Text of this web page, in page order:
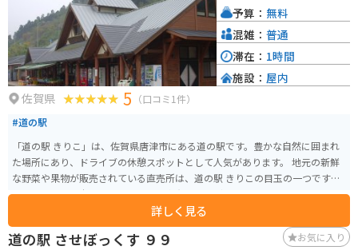
佐賀県 5 （口コミ1件）
#道の駅
「道の駅 きりこ」は、佐賀県唐津市にある道の駅です。豊かな自然に囲まれ
た場所にあり、ドライブの休憩スポットとして人気があります。 地元の新鮮
な野菜や果物が販売されている直売所は、道の駅 きりこの目玉の一つです。
とくに、きりこ米、ハウスみかん、富有タイなどの農産物は、お土産として
す。道の駅 きりこは、佐賀県の自然を感じながら、ゆったりと休憩できる場
所です。
詳しく見る
予算： 無料
混雑： 普通
滞在： 1時間
施設： 屋内
道の駅 させぼっくす ９９ お気に入り